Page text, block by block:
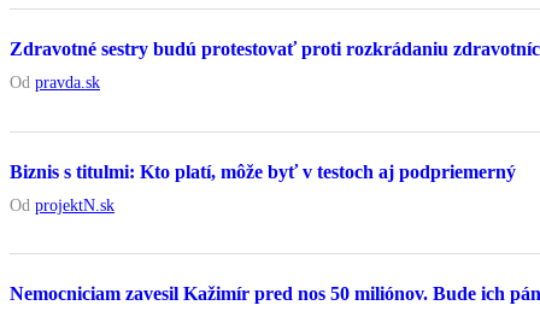
Zdravotné sestry budú protestovať proti rozkrádaniu
Od pravda.sk
Biznis s titulmi: Kto platí, môže byť v testoch aj podpriemerný
Od projektN.sk
Nemocniciam zavesil Kažimír pred nos 50 miliónov. Bude ich